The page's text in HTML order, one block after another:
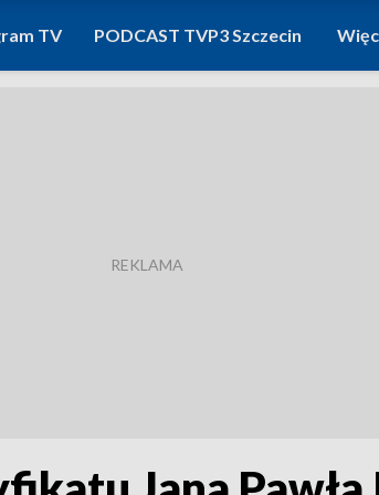
TV PODCAST TVP3 Szczecin